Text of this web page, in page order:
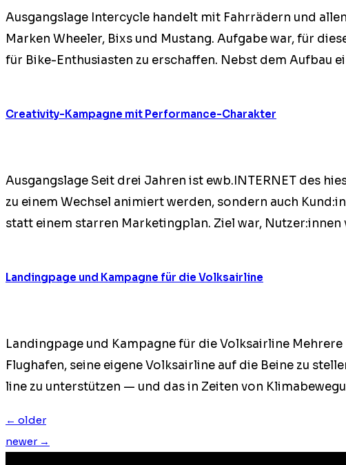
Aus­gangslage Inter­cy­cle han­delt mit Fahrrädern und
Marken Wheel­er, Bixs und Mus­tang. Auf­gabe war, für
für Bike-Enthu­si­as­ten zu erschaf­fen. Neb­st dem Auf­bau
Creativity-Kampagne mit Performance-Charakter
Aus­gangslage Seit drei Jahren ist ewb.INTERNET des
zu einem Wech­sel ani­miert wer­den, son­dern auch
statt einem star­ren Mar­ket­ing­plan. Ziel war,
Landingpage und Kampagne für die Volksairline
Land­ing­page und Kam­pagne für die Volk­sair­line
Flughafen, seine eigene Volk­sair­line auf die Beine zu
line zu unter­stützen — und das in Zeit­en von
← older
newer →